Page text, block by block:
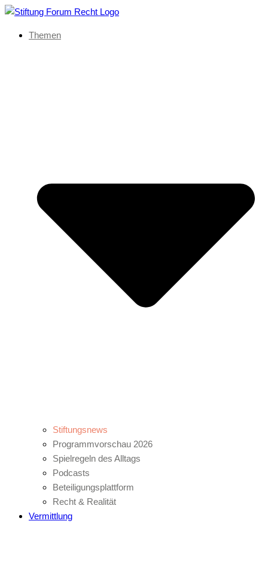
Themen
Stiftungsnews
Programmvorschau 2026
Spielregeln des Alltags
Podcasts
Beteiligungsplattform
Recht & Realität
Vermittlung